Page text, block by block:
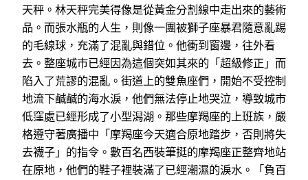
天秤。林天秤完美得像是從黃金分割線中走出來的藝術
品。而張水瓶的人生，則像一團被獅子座暴君隨意亂踢
的毛線球，充滿了混亂與錯位。他衝到窗邊，往外看
去。整座城市已經因為這個突如其來的「超級修正」而
陷入了荒謬的混亂。街道上的雙魚座們，開始不受控制
地流下鹹鹹的海水淚，他們無法停止地哭泣，導致城市
低窪處已經形成了小型潟湖。那些摩羯座的上班族，嚴
格遵守著廣播中「摩羯座今天適合原地踏步，否則將失
去襪子」的指令。數百名西裝筆挺的摩羯座正整齊地站
在原地，他們的鞋子裡裝滿了已經潮濕的淚水。「負百